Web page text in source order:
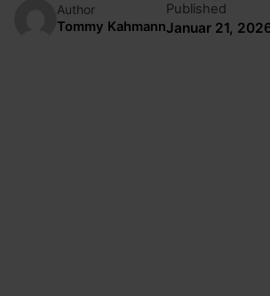
Author
Tommy Kahmann
Published
Januar 21,